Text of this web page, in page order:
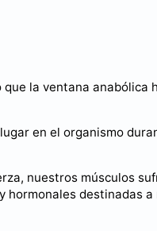
la ventana anabólica
en el organismo
nuestros músculos
hormonales destinadas